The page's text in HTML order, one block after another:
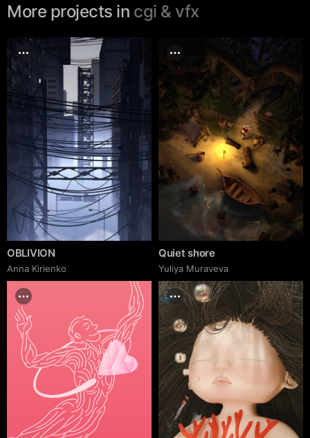
More projects in cgi & vfx
OBLIVION
Anna Kirienko
Quiet shore
Yuliya Muraveva